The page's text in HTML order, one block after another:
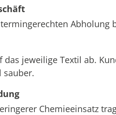
Abholung
jeweilige Textil ab.
sauber.
Chemieeinsatz